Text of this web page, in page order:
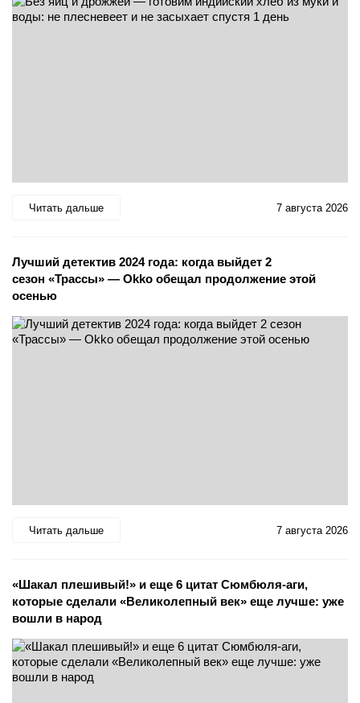
Читать дальше 7 августа 2026
Лучший детектив 2024 года: когда выйдет 2
сезон «Трассы» — Okko обещал продолжение этой
осенью
Читать дальше 7 августа 2026
«Шакал плешивый!» и еще 6 цитат Сюмбюля-аги,
которые сделали «Великолепный век» еще лучше: уже
вошли в народ